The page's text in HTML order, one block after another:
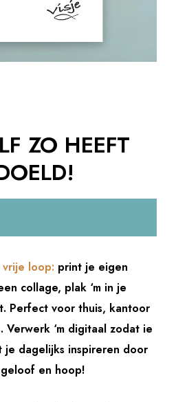
ZO HEEFT
loop: print je eigen
collage, plak ‘m in je
Perfect voor thuis, kantoor
Verwerk ‘m digitaal zodat ie
je dagelijks inspireren door
en hoop!